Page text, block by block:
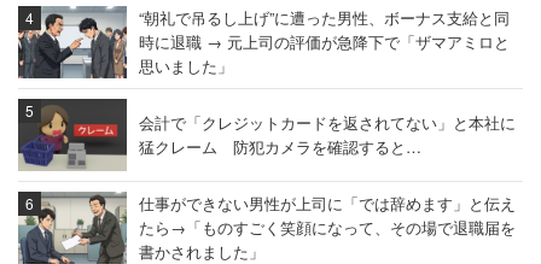
“朝礼で吊るし上げ”に遭った男性、ボーナス支給と同
時に退職 → 元上司の評価が急降下で「ザマアミロと
思いました」
会計で「クレジットカードを返されてない」と本社に
猛クレーム 防犯カメラを確認すると…
仕事ができない男性が上司に「では辞めます」と伝え
たら→「ものすごく笑顔になって、その場で退職届を
書かされました」